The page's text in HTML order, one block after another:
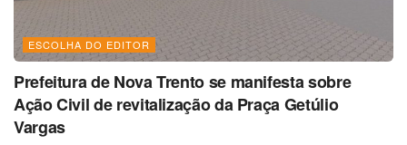
ESCOLHA DO EDITOR
Prefeitura de Nova Trento se manifesta sobre
Ação Civil de revitalização da Praça Getúlio
Vargas